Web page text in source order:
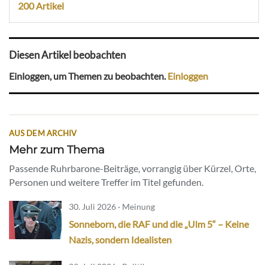
200 Artikel
Diesen Artikel beobachten
Einloggen, um Themen zu beobachten.Einloggen
AUS DEM ARCHIV
Mehr zum Thema
Passende Ruhrbarone-Beiträge, vorrangig über Kürzel, Orte,
Personen und weitere Treffer im Titel gefunden.
30. Juli 2026 · Meinung
Sonneborn, die RAF und die „Ulm 5“ – Keine
Nazis, sondern Idealisten